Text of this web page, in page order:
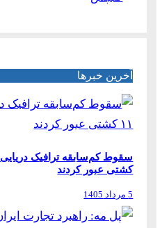
آخرین خبرها
کشتی عبور کردند
5 مرداد 1405